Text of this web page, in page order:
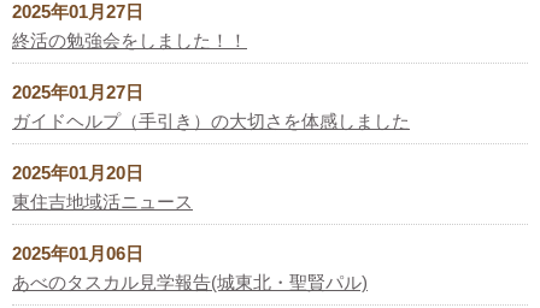
2025年01月27日
終活の勉強会をしました！！
2025年01月27日
ガイドヘルプ（手引き）の大切さを体感しました
2025年01月20日
東住吉地域活ニュース
2025年01月06日
あべのタスカル見学報告(城東北・聖賢パル)